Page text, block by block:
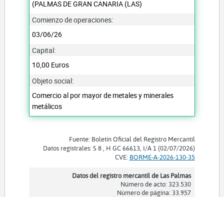
(PALMAS DE GRAN CANARIA (LAS)
Comienzo de operaciones:
03/06/26
Capital:
10,00 Euros
Objeto social:
Comercio al por mayor de metales y minerales
metálicos
Fuente: Boletín Oficial del Registro Mercantil
Datos registrales: S 8 , H GC 66613, I/A 1 (02/07/2026)
CVE: BORME-A-2026-130-35
Datos del registro mercantil de Las Palmas
Número de acto: 323.530
Número de página: 33.957